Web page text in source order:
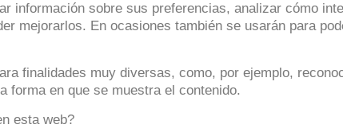
información sobre sus preferencias, analizar cómo
mejorarlos. En ocasiones también se usarán para
finalidades muy diversas, como, por ejemplo,
forma en que se muestra el contenido.
esta web?